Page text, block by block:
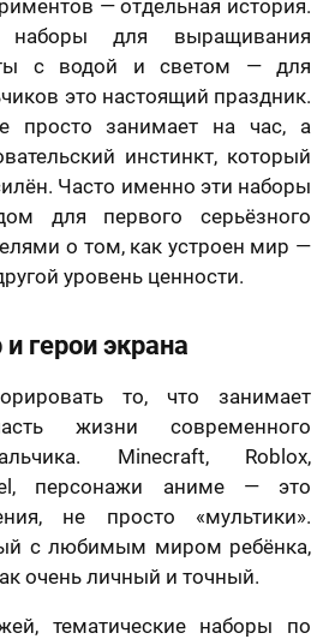
— отдельная история.
для выращивания
с водой и светом — для
это настоящий праздник.
просто занимает на час, а
инстинкт, который
Часто именно эти наборы
для первого серьёзного
о том, как устроен мир —
уровень ценности.
герои экрана
то, что занимает
жизни современного
Minecraft, Roblox,
персонажи аниме — это
не просто «мультики».
с любимым миром ребёнка,
очень личный и точный.
тематические наборы по